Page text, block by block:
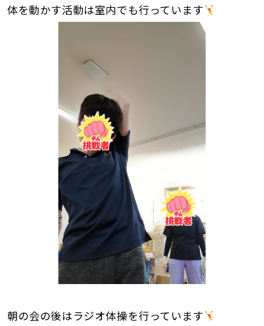
体を動かす活動は室内でも行っています
朝の会の後はラジオ体操を行っています